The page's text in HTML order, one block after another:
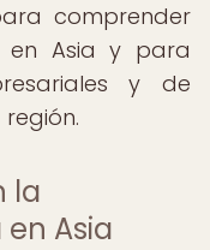
comprender
en Asia y para
y de
la
Asia